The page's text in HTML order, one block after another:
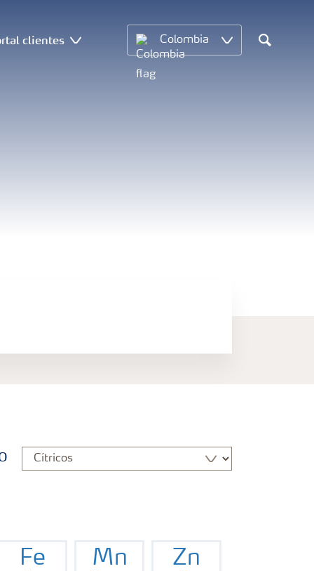
clientes Colombia
Search
Fe Mn Zn